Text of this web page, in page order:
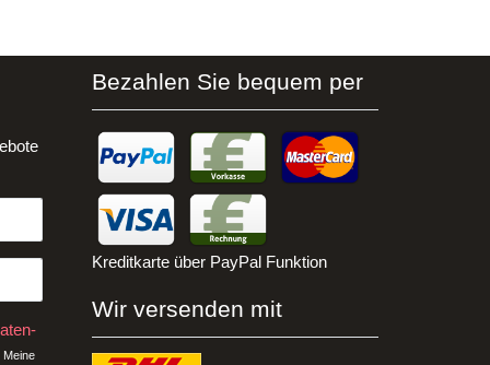
Meine
Bezahlen Sie bequem per
Kreditkarte über PayPal Funktion
Wir versenden mit